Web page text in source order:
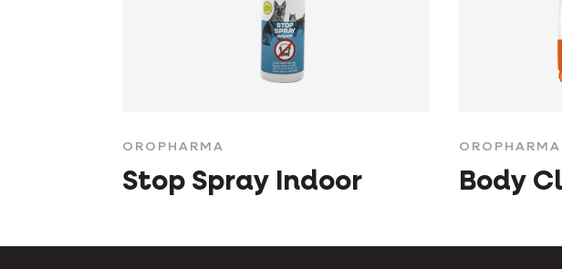
OROPHARMA
Stop Spray Indoor
OROPHARMA
Body